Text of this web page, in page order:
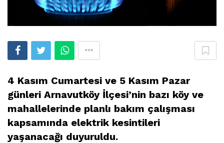
4 Kasım Cumartesi ve 5 Kasım Pazar
günleri Arnavutköy İlçesi’nin bazı köy ve
mahallelerinde planlı bakım çalışması
kapsamında elektrik kesintileri
yaşanacağı duyuruldu.